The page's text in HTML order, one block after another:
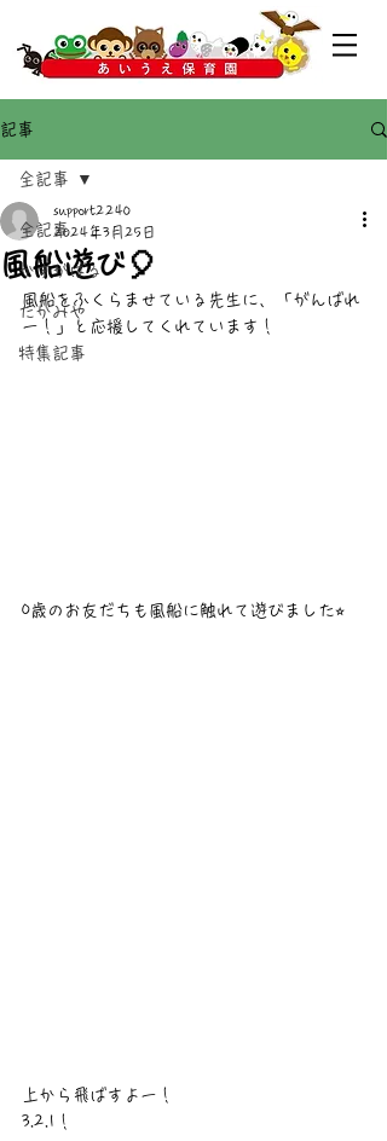
記事
全記事
かすがばる
たかみや
特集記事
全記事
風船遊び🎈
support2240
2024年3月25日
風船をふくらませている先生に、「がんばれ
ー！」と応援してくれています！
0歳のお友だちも風船に触れて遊びました⭐︎
上から飛ばすよー！
3.2.1！